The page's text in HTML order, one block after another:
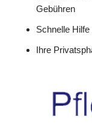
Gebühren
Schnelle
Ihre